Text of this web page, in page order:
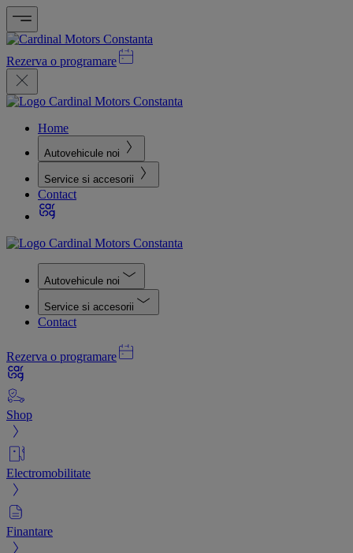
Rezerva o programare
Home
Autovehicule noi
Service si accesorii
Contact
Autovehicule noi
Service si accesorii
Contact
Rezerva o programare
Shop
Electromobilitate
Finantare